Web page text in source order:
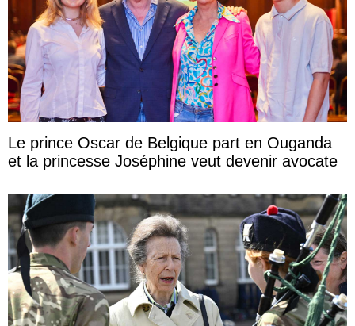
Le prince Oscar de Belgique part en Ouganda
et la princesse Joséphine veut devenir avocate